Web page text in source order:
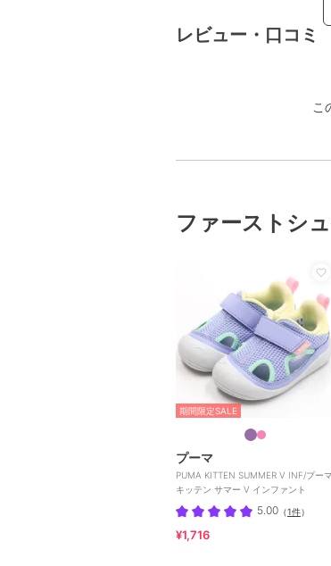
レビュー・口コミ
こ
ファーストシ
期間限定SALE
プーマ
PUMA KITTEN SUMMER V INF/プーマ
キッテン サマー V インファント
5.00 （1件）
¥1,716